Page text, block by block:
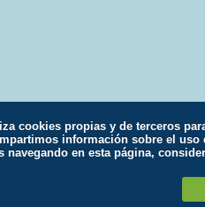
cookies propias y de terceros
información sobre el
navegando en esta página,